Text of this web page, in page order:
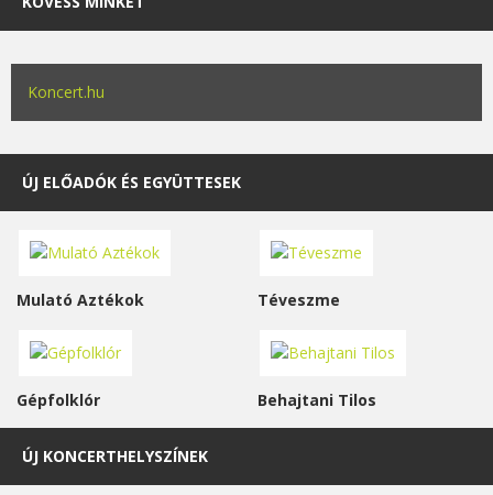
Koncert.hu
ÚJ ELŐADÓK ÉS EGYÜTTESEK
Mulató Aztékok Téveszme
Gépfolklór Behajtani Tilos
ÚJ KONCERTHELYSZÍNEK